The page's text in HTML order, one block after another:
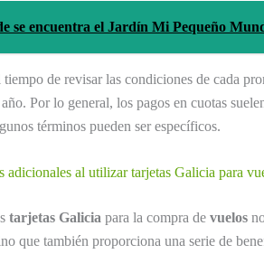
se encuentra el Jardín Mi Pequeño
tiempo de revisar las condiciones de cada
Por lo general, los pagos en cuotas
términos pueden ser específicos.
adicionales al utilizar tarjetas Galicia para
tarjetas Galicia para la compra de vuelos
que también proporciona una serie de